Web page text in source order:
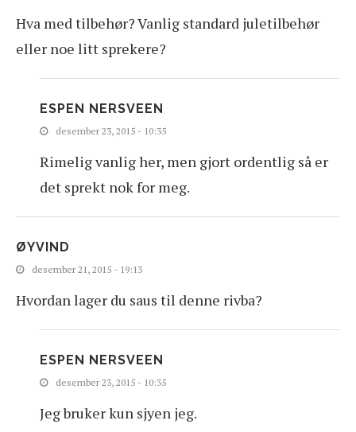
Hva med tilbehør? Vanlig standard juletilbehør
eller noe litt sprekere?
ESPEN NERSVEEN
desember 23, 2015 - 10:35
Rimelig vanlig her, men gjort ordentlig så er
det sprekt nok for meg.
ØYVIND
desember 21, 2015 - 19:13
Hvordan lager du saus til denne rivba?
ESPEN NERSVEEN
desember 23, 2015 - 10:35
Jeg bruker kun sjyen jeg.